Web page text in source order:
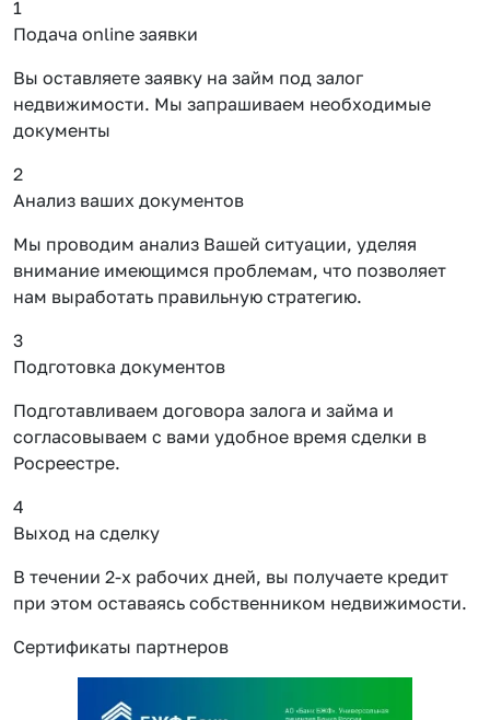
1
Подача online заявки
Вы оставляете заявку на займ под залог
недвижимости. Мы запрашиваем необходимые
документы
2
Анализ ваших документов
Мы проводим анализ Вашей ситуации, уделяя
внимание имеющимся проблемам, что позволяет
нам выработать правильную стратегию.
3
Подготовка документов
Подготавливаем договора залога и займа и
согласовываем с вами удобное время сделки в
Росреестре.
4
Выход на сделку
В течении 2-х рабочих дней, вы получаете кредит
при этом оставаясь собственником недвижимости.
Сертификаты партнеров